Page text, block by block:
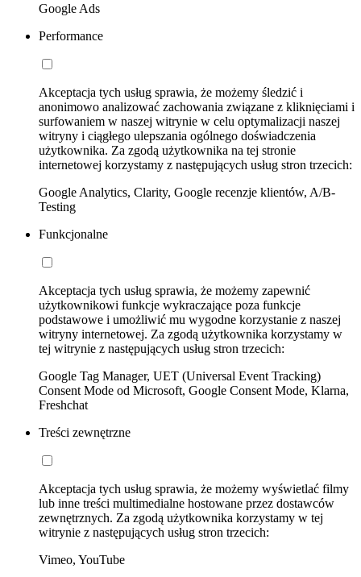
Google Ads
Performance
Akceptacja tych usług sprawia, że możemy śledzić i
anonimowo analizować zachowania związane z kliknięciami i
surfowaniem w naszej witrynie w celu optymalizacji naszej
witryny i ciągłego ulepszania ogólnego doświadczenia
użytkownika. Za zgodą użytkownika na tej stronie
internetowej korzystamy z następujących usług stron trzecich:
Google Analytics, Clarity, Google recenzje klientów, A/B-
Testing
Funkcjonalne
Akceptacja tych usług sprawia, że możemy zapewnić
użytkownikowi funkcje wykraczające poza funkcje
podstawowe i umożliwić mu wygodne korzystanie z naszej
witryny internetowej. Za zgodą użytkownika korzystamy w
tej witrynie z następujących usług stron trzecich:
Google Tag Manager, UET (Universal Event Tracking)
Consent Mode od Microsoft, Google Consent Mode, Klarna,
Freshchat
Treści zewnętrzne
Akceptacja tych usług sprawia, że możemy wyświetlać filmy
lub inne treści multimedialne hostowane przez dostawców
zewnętrznych. Za zgodą użytkownika korzystamy w tej
witrynie z następujących usług stron trzecich:
Vimeo, YouTube